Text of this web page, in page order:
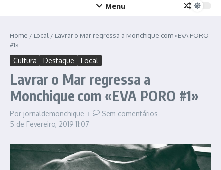
Menu
Home / Local / Lavrar o Mar regressa a Monchique com «EVA PORO
#1»
Cultura Destaque Local
Lavrar o Mar regressa a
Monchique com «EVA PORO #1»
Por jornaldemonchique
Sem comentários
5 de Fevereiro, 2019 11:07